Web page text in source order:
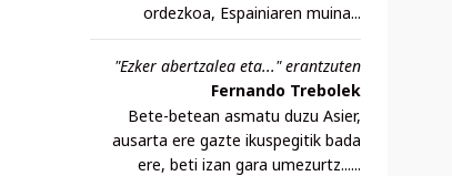
ordezkoa, Espainiaren muina...
"Ezker abertzalea eta..." erantzuten
Fernando Trebolek
Bete-betean asmatu duzu Asier,
ausarta ere gazte ikuspegitik bada
ere, beti izan gara umezurtz......